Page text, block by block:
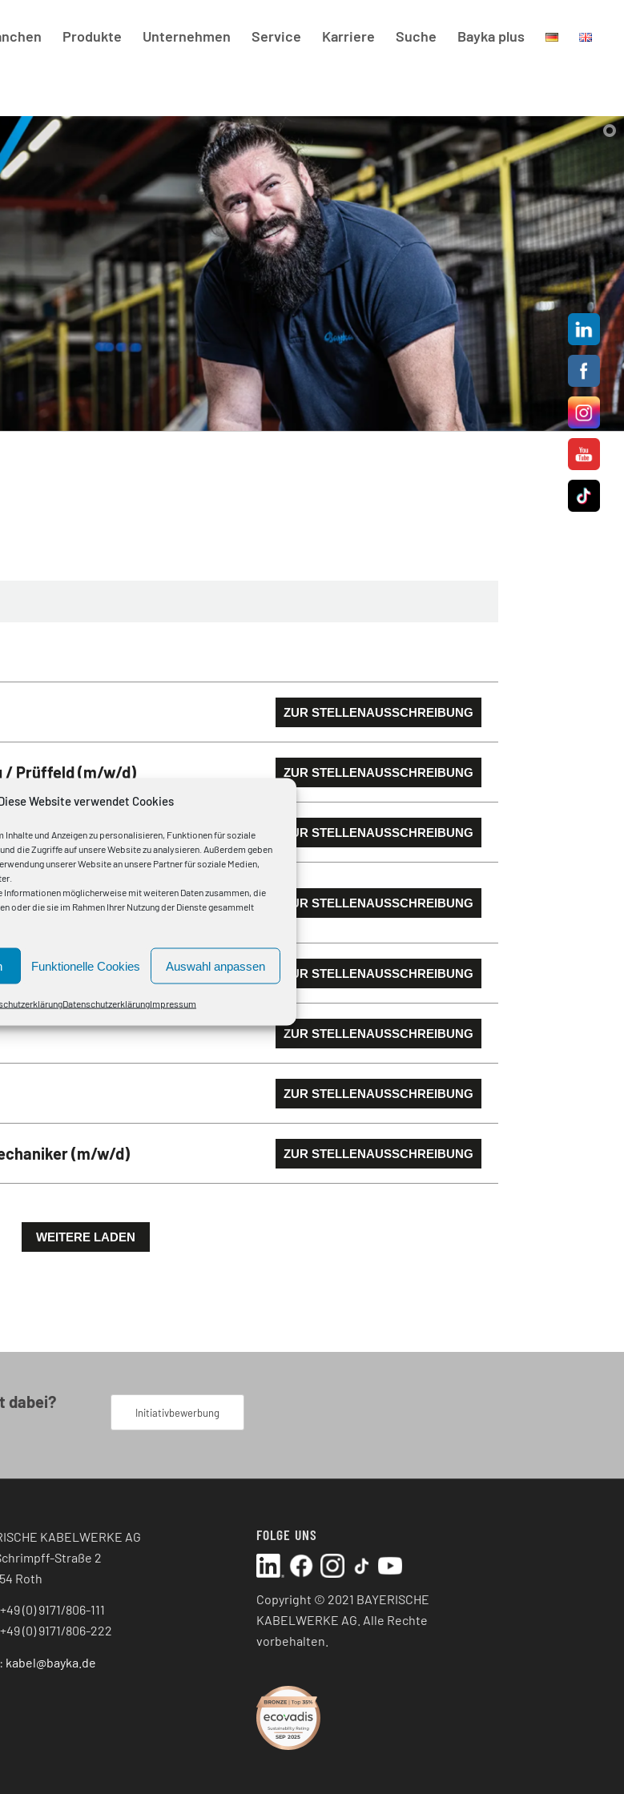
Website verwendet Cookies
Inhalte und Anzeigen zu personalisieren, Funktionen für soziale
die Zugriffe auf unsere Website zu analysieren. Außerdem geben
unserer Website an unsere Partner für soziale Medien,
Informationen möglicherweise mit weiteren Daten zusammen, die
oder die sie im Rahmen Ihrer Nutzung der Dienste gesammelt
Funktionelle Cookies Auswahl anpassen
DatenschutzerklärungImpressum
Produkte Unternehmen Service Karriere Suche Bayka plus
ZUR STELLENAUSSCHREIBUNG
/ Prüffeld (m/w/d) ZUR STELLENAUSSCHREIBUNG
ZUR STELLENAUSSCHREIBUNG
(m/w/d) mit LKW-
ZUR STELLENAUSSCHREIBUNG
ZUR STELLENAUSSCHREIBUNG
ZUR STELLENAUSSCHREIBUNG
ZUR STELLENAUSSCHREIBUNG
(m/w/d) ZUR STELLENAUSSCHREIBUNG
WEITERE LADEN
dabei?
Initiativbewerbung
KABELWERKE AG
Straße 2
Roth
(0) 9171/806-111
(0) 9171/806-222
kabel@bayka.de
FOLGE UNS
Copyright © 2021 BAYERISCHE
KABELWERKE AG. Alle Rechte
vorbehalten.
SEP 2025